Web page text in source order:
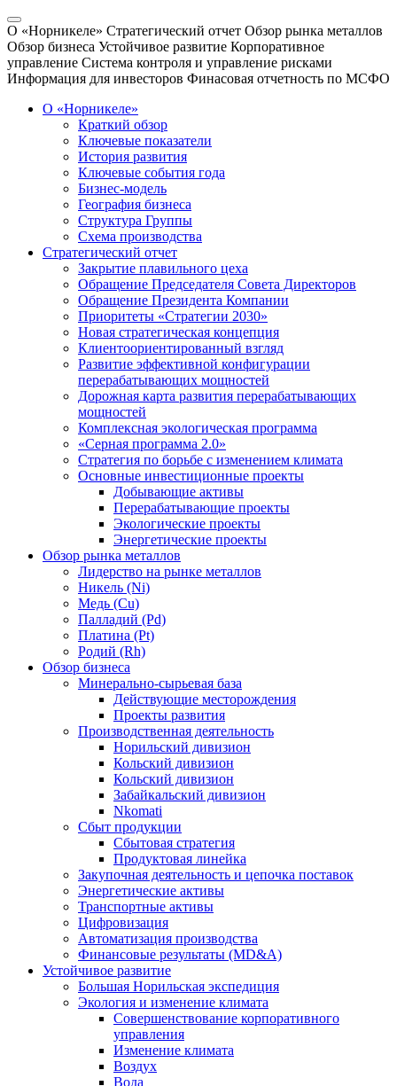
О «Норникеле» Стратегический отчет Обзор рынка металлов
Обзор бизнеса Устойчивое развитие Корпоративное
управление Система контроля и управление рисками
Информация для инвесторов Финасовая отчетность по МСФО
О «Норникеле»
Краткий обзор
Ключевые показатели
История развития
Ключевые события года
Бизнес-модель
География бизнеса
Структура Группы
Схема производства
Стратегический отчет
Закрытие плавильного цеха
Обращение Председателя Совета Директоров
Обращение Президента Компании
Приоритеты «Стратегии 2030»
Новая стратегическая концепция
Клиентоориентированный взгляд
Развитие эффективной конфигурации
перерабатывающих мощностей
Дорожная карта развития перерабатывающих
мощностей
Комплексная экологическая программа
«Серная программа 2.0»
Стратегия по борьбе с изменением климата
Основные инвестиционные проекты
Добывающие активы
Перерабатывающие проекты
Экологические проекты
Энергетические проекты
Обзор рынка металлов
Лидерство на рынке металлов
Никель (Ni)
Медь (Cu)
Палладий (Pd)
Платина (Pt)
Родий (Rh)
Обзор бизнеса
Минерально-сырьевая база
Действующие месторождения
Проекты развития
Производственная деятельность
Норильский дивизион
Кольский дивизион
Кольский дивизион
Забайкальский дивизион
Nkomati
Сбыт продукции
Сбытовая стратегия
Продуктовая линейка
Закупочная деятельность и цепочка поставок
Энергетические активы
Транспортные активы
Цифровизация
Автоматизация производства
Финансовые результаты (MD&A)
Устойчивое развитие
Большая Норильская экспедиция
Экология и изменение климата
Совершенствование корпоративного
управления
Изменение климата
Воздух
Вода